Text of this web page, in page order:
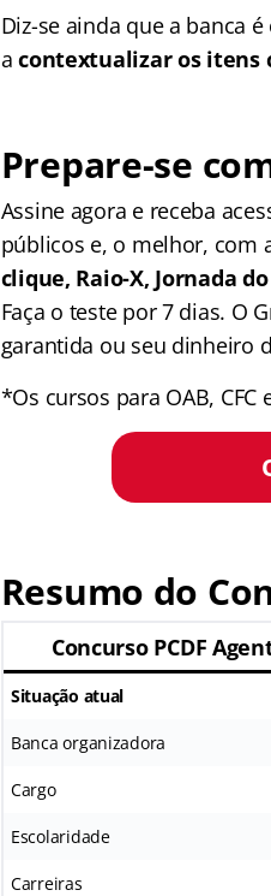
Diz-se ainda que a banca
acontextualizar os itens
Prepare-se
Assine agora e receba
públicos e, o melhor, com
clique, Raio-X, Jornada
Faça o teste por 7 dias. O
garantida ou seu dinheiro
*Os cursos para OAB,
Resumo do
Concurso PCDF
Situação atual
Banca organizadora
Cargo
Escolaridade
Carreiras